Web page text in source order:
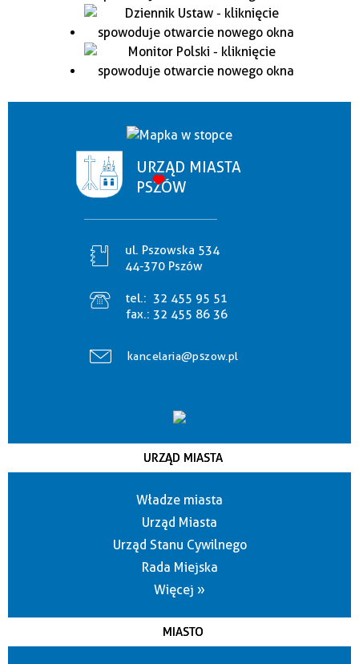
URZĄD MIASTA
PSZÓW
ul. Pszowska 534
44-370 Pszów
tel.: 32 455 95 51
fax.: 32 455 86 36
kancelaria@pszow.pl
URZĄD MIASTA
Władze miasta
Urząd Miasta
Urząd Stanu Cywilnego
Rada Miejska
Więcej »
MIASTO